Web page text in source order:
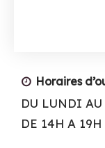
Horaires
DU LUNDI
DE 14H A